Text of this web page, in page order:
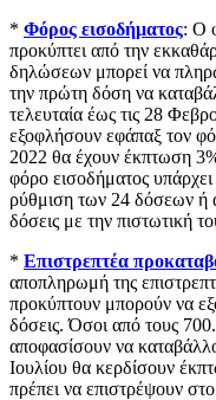
* Φόρος εισοδήματος: Ο
προκύπτει από την
δηλώσεων μπορεί να
την πρώτη δόση να
τελευταία έως τις 28
εξοφλήσουν εφάπαξ τον
2022 θα έχουν έκπτωση
φόρο εισοδήματος
ρύθμιση των 24 δόσεων ή
δόσεις με την πιστωτική
* Επιστρεπτέα
αποπληρωμή της
προκύπτουν μπορούν να
δόσεις. Όσοι από τους
αποφασίσουν να
Ιουλίου θα κερδίσουν
πρέπει να επιστρέψουν